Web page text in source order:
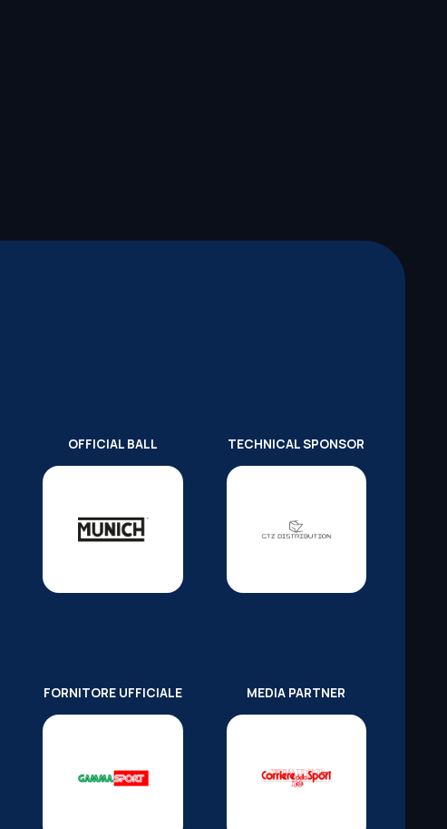
OFFICIAL BALL TECHNICAL SPONSOR
FORNITORE UFFICIALE MEDIA PARTNER